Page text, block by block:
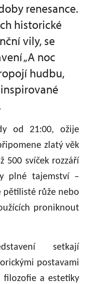
renesance.
historické
vily, se
„A noc
hudbu,
od 21:00, ožije
zlatý věk
500 svíček rozzáří
plné tajemství –
pětilisté růže nebo
proniknout
setkají
postavami
a estetiky